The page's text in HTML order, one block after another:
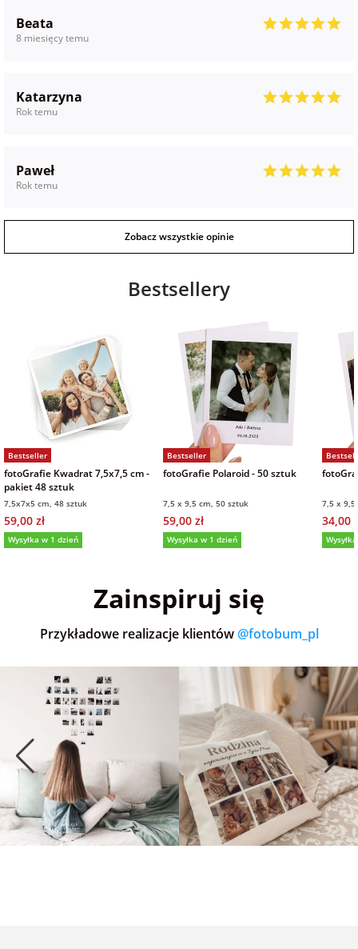
na Wielkanoc
panieński
Beata
8 miesięcy temu
Katarzyna
Rok temu
Paweł
Rok temu
Zobacz wszystkie opinie
Bestsellery
Bestseller
fotoGrafie Kwadrat 7,5x7,5 cm -
pakiet 48 sztuk
7,5x7x5 cm, 48 sztuk
59,00 zł
Wysyłka w 1 dzień
Bestseller
fotoGrafie Polaroid - 50 sztuk
7,5 x 9,5 cm, 50 sztuk
59,00 zł
Wysyłka w 1 dzień
7,5 x
34,00
Zainspiruj się
Przykładowe realizacje klientów @fotobum_pl